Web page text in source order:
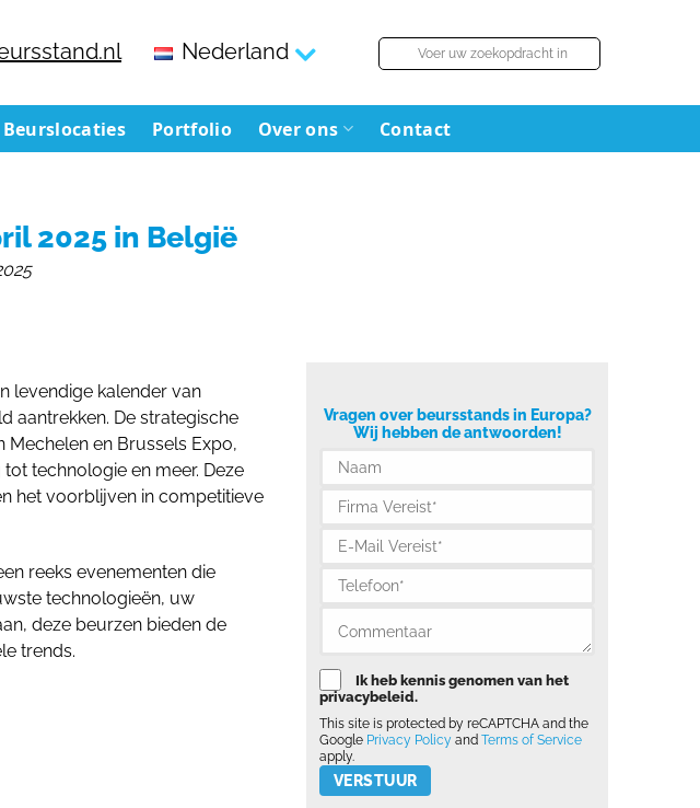
Nederland
Beurslocaties Portfolio Over ons Contact
2025 in België
levendige kalender van
aantrekken. De strategische
en Brussels Expo,
technologie en meer. Deze
het voorblijven in competitieve
reeks evenementen die
technologieën, uw
deze beurzen bieden de
trends.
Vragen over beursstands in Europa?
Wij hebben de antwoorden!
Ik heb kennis genomen van het
privacybeleid.
This site is protected by reCAPTCHA and the
Google Privacy Policy and Terms of Service
apply.
Please leave this field empty.